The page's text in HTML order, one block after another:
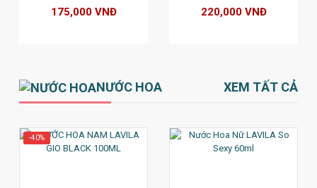
CAKE 13G - SỐ 1
175,000 VNĐ 220,000 VNĐ
NƯỚC HOA XEM TẤT CẢ
-40%